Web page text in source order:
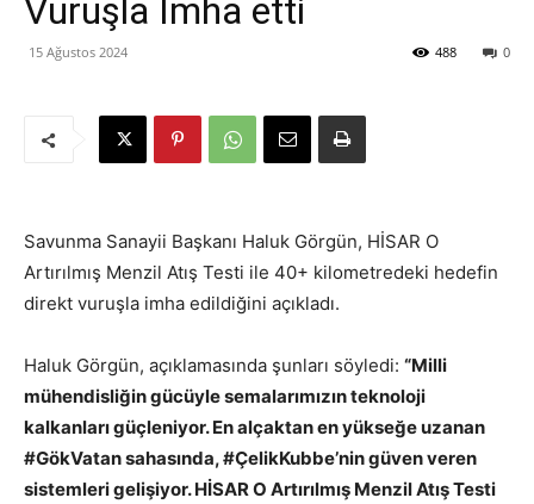
Vuruşla İmha etti
15 Ağustos 2024 0
488
Savunma Sanayii Başkanı Haluk Görgün, HİSAR O
Artırılmış Menzil Atış Testi ile 40+ kilometredeki hedefin
direkt vuruşla imha edildiğini açıkladı.
Haluk Görgün, açıklamasında şunları söyledi: “Milli
mühendisliğin gücüyle semalarımızın teknoloji
kalkanları güçleniyor. En alçaktan en yükseğe uzanan
#GökVatan sahasında, #ÇelikKubbe’nin güven veren
sistemleri gelişiyor. HİSAR O Artırılmış Menzil Atış Testi